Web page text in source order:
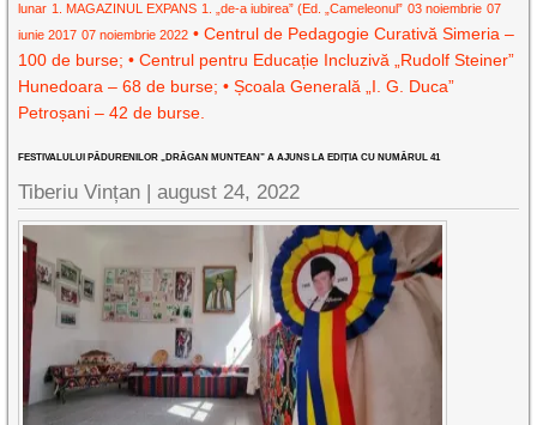
lunar 1. MAGAZINUL EXPANS 1. „de-a iubirea” (Ed. „Cameleonul” 03 noiembrie 07
iunie 2017 07 noiembrie 2022 • Centrul de Pedagogie Curativă Simeria –
100 de burse; • Centrul pentru Educație Incluzivă „Rudolf Steiner”
Hunedoara – 68 de burse; • Școala Generală „I. G. Duca”
Petroșani – 42 de burse.
FESTIVALULUI PĂDURENILOR „DRĂGAN MUNTEAN” A AJUNS LA EDIȚIA CU NUMĂRUL 41
Tiberiu Vințan |august 24, 2022